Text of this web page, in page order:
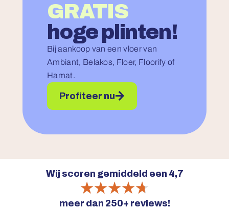
GRATIS
hoge plinten!
Bij aankoop van een vloer van
Ambiant, Belakos, Floer, Floorify of
Hamat.
Profiteer nu
Wij scoren gemiddeld een 4,7
★★★★★
★★★★★
meer dan 250+ reviews!